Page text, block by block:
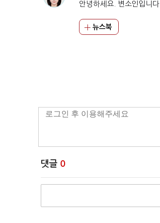
안녕하세요. 변소인입니다.
뉴스북
댓글 0